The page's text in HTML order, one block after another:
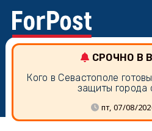
СРОЧНО В
Кого в Севастополе
защиты города
пт, 07/08/